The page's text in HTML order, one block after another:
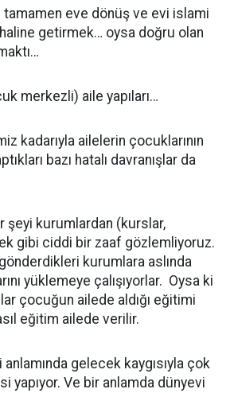
tamamen eve dönüş ve evi islami
getirmek… oysa doğru olan
merkezli) aile yapıları…
kadarıyla ailelerin çocuklarının
bazı hatalı davranışlar da
şeyi kurumlardan (kurslar,
gibi ciddi bir zaaf gözlemliyoruz.
kurumlara aslında
yüklemeye çalışıyorlar. Oysa ki
çocuğun ailede aldığı eğitimi
eğitim ailede verilir.
anlamında gelecek kaygısıyla çok
yapıyor. Ve bir anlamda dünyevi